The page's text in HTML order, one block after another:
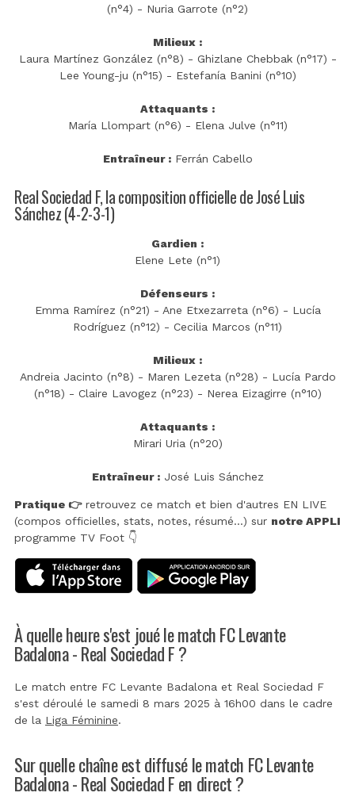
(n°4) - Nuria Garrote (n°2)
Milieux :
Laura Martínez González (n°8) - Ghizlane Chebbak (n°17) -
Lee Young-ju (n°15) - Estefanía Banini (n°10)
Attaquants :
María Llompart (n°6) - Elena Julve (n°11)
Entraîneur :Ferrán Cabello
Real Sociedad F, la composition officielle de José Luis
Sánchez (4-2-3-1)
Gardien :
Elene Lete (n°1)
Défenseurs :
Emma Ramírez (n°21) - Ane Etxezarreta (n°6) - Lucía
Rodríguez (n°12) - Cecilia Marcos (n°11)
Milieux :
Andreia Jacinto (n°8) - Maren Lezeta (n°28) - Lucía Pardo
(n°18) - Claire Lavogez (n°23) - Nerea Eizagirre (n°10)
Attaquants :
Mirari Uria (n°20)
Entraîneur :José Luis Sánchez
Pratique 👉retrouvez ce match et bien d'autres EN LIVE
(compos officielles, stats, notes, résumé...) sur notre APPLI
programme TV Foot 👇
À quelle heure s'est joué le match FC Levante
Badalona - Real Sociedad F ?
Le match entre FC Levante Badalona et Real Sociedad F
s'est déroulé le samedi 8 mars 2025 à 16h00 dans le cadre
de la Liga Féminine.
Sur quelle chaîne est diffusé le match FC Levante
Badalona - Real Sociedad F en direct ?